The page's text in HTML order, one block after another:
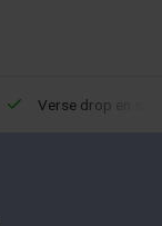
Verse drop en